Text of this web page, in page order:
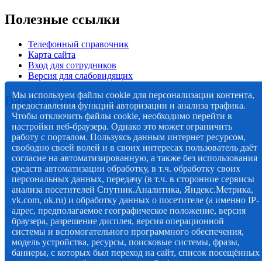
Полезные ссылки
Телефонный справочник
Карта сайта
Вход для сотрудников
Версия для слабовидящих
Важная информация
Прогноз погоды, статистическая информация курсов валют и
Мы используем файлы cookie для персонализации контента,
предоставления функций авторизации и анализа трафика.
Чтобы отключить файлы cookie, необходимо перейти в
настройки веб-браузера. Однако это может ограничить
работу с порталом. Пользуясь данным интернет ресурсом,
свободно своей волей и в своих интересах пользователь даёт
согласие на автоматизированную, а также без использования
средств автоматизации обработку, в т.ч. обработку своих
персональных данных, передачу (в т.ч. в сторонние сервисы
анализа посетителей Спутник.Аналитика, Яндекс.Метрика,
vk.com, ok.ru) и обработку данных о посетителе (а именно IP-
адрес, предполагаемое географическое положение, версия
браузера, разрешение дисплея, версия операционной
системы и вспомогательного программного обеспечения,
модель устройства, ресурсы, поисковые системы, фразы,
баннеры, с которых был переход на сайт, список посещённых